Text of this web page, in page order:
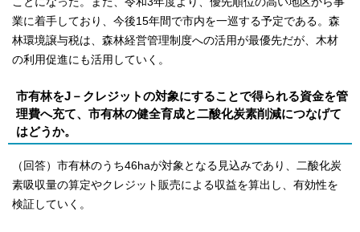
業に着手しており、今後15年間で市内を一巡する予定である。森
林環境譲与税は、森林経営管理制度への活用が最優先だが、木材
の利用促進にも活用していく。
市有林をJ－クレジットの対象にすることで得られる資金を管
理費へ充て、市有林の健全育成と二酸化炭素削減につなげて
はどうか。
（回答）市有林のうち46haが対象となる見込みであり、二酸化炭
素吸収量の算定やクレジット販売による収益を算出し、有効性を
検証していく。